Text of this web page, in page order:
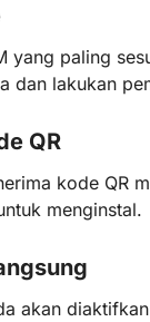
yang paling
dan lakukan
QR
kode QR
menginstal.
akan